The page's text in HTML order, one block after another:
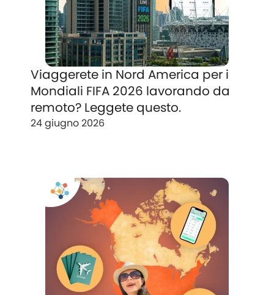
Viaggerete in Nord America per i
Mondiali FIFA 2026 lavorando da
remoto? Leggete questo.
24 giugno 2026